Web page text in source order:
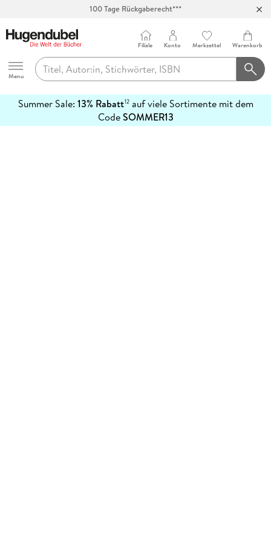
100 Tage Rückgaberecht***
Hugendubel
Menu
Filiale Konto Merkzettel Warenkorb
Summer Sale: 13% Rabatt12auf viele Sortimente mit dem
CodeSOMMER13
erfahren